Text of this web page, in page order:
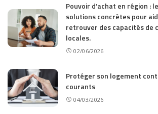
Pouvoir d’achat en région :
solutions concrètes pour
retrouver des capacités de
locales.
02/06/2026
Protéger son logement
courants
04/03/2026